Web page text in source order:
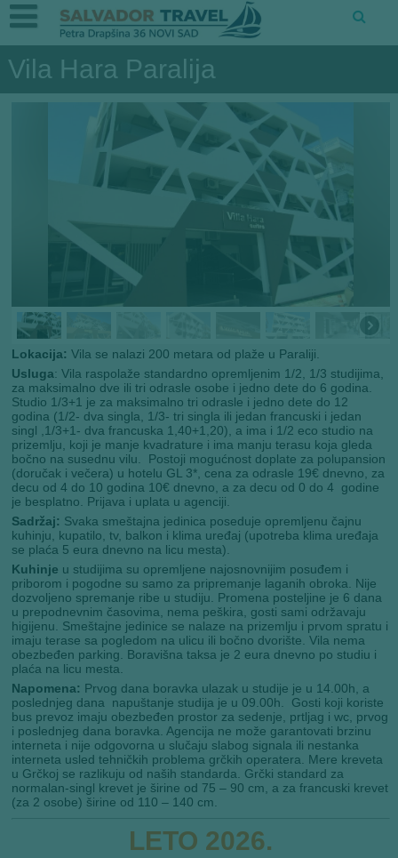
Vila Hara Paralija
Lokacija:Vila se nalazi 200 metara od plaže u Paraliji.
Usluga: Vila raspolaže standardno opremljenim 1/2, 1/3 studijima,
za maksimalno dve ili tri odrasle osobe i jedno dete do 6 godina.
Studio 1/3+1 je za maksimalno tri odrasle i jedno dete do 12
godina (1/2- dva singla, 1/3- tri singla ili jedan francuski i jedan
singl ,1/3+1- dva francuska 1,40+1,20), a ima i 1/2 eco studio na
prizemlju, koji je manje kvadrature i ima manju terasu koja gleda
bočno na susednu vilu. Postoji mogućnost doplate za polupansion
(doručak i večera) u hotelu GL 3*, cena za odrasle 19€ dnevno, za
decu od 4 do 10 godina 10€ dnevno, a za decu od 0 do 4 godine
je besplatno. Prijava i uplata u agenciji.
Sadržaj: Svaka smeštajna jedinica poseduje opremljenu čajnu
kuhinju, kupatilo, tv, balkon i klima uređaj (upotreba klima uređaja
se plaća 5 eura dnevno na licu mesta).
Kuhinje u studijima su opremljene najosnovnijim posuđem i
priborom i pogodne su samo za pripremanje laganih obroka. Nije
dozvoljeno spremanje ribe u studiju. Promena posteljine je 6 dana
u prepodnevnim časovima, nema peškira, gosti sami održavaju
higijenu. Smeštajne jedinice se nalaze na prizemlju i prvom spratu i
imaju terase sa pogledom na ulicu ili bočno dvorište. Vila nema
obezbeđen parking. Boravišna taksa je 2 eura dnevno po studiu i
plaća na licu mesta.
Napomena: Prvog dana boravka ulazak u studije je u 14.00h, a
poslednjeg dana napuštanje studija je u 09.00h. Gosti koji koriste
bus prevoz imaju obezbeđen prostor za sedenje, prtljag i wc, prvog
i poslednjeg dana boravka. Agencija ne može garantovati brzinu
interneta i nije odgovorna u slučaju slabog signala ili nestanka
interneta usled tehničkih problema grčkih operatera. Mere kreveta
u Grčkoj se razlikuju od naših standarda. Grčki standard za
normalan-singl krevet je širine od 75 – 90 cm, a za francuski krevet
(za 2 osobe) širine od 110 – 140 cm.
LETO 2026.